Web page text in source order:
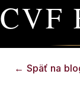
CVF
← Späť na